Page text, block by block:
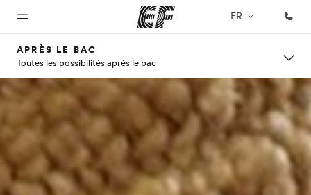
FR
Accueil
Bienvenue
chez EF
Programmes
Nos offres
Bureaux
Trouver un
bureau
propos
de
nous
Qui
sommes-
nous ?
EF
recrute
Rejoignez
nos
équipes
APRÈS LE BAC
Toutes les possibilités après le bac